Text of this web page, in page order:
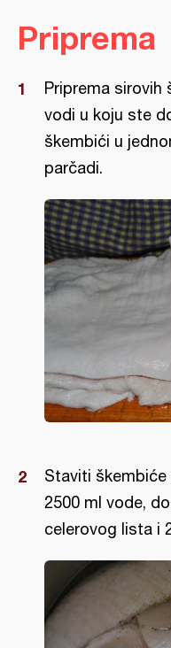
Priprema
Priprema sirovih
vodi u koju ste
škembići u
parčadi.
Staviti škembiće
2500 ml vode,
celerovog lista i